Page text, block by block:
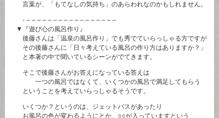
言葉が、「もてなしの気持ち」のあらわれなのかもしれません。
- – – – – – – – – – – – – – – – – –
▼『遊び心の風呂作り』
後藤さんは「温泉の風呂作り」でも秀でていらっしゃる方ですが
その後藤さんに「日々考えている風呂の作り方はありますか？」
と本著の中で聞いているシーンがでてきます。
そこで後藤さんがお答えになっている答えは
一つの風呂ではなくて、いくつかの風呂で満足してもらう
ということを考えていらっしゃるそうです。
いくつか？というのは、ジェットバスがあったり
お風呂の色が変わるようにとか、○○が入っていますという